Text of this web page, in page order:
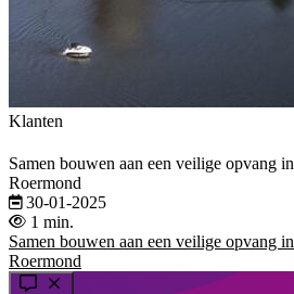
Klanten
Samen bouwen aan een veilige opvang in
Roermond
30-01-2025
1 min.
Samen bouwen aan een veilige opvang in
Roermond